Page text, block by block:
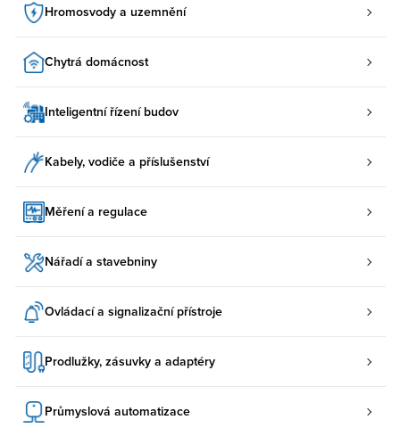
Hromosvody a uzemnění
Chytrá domácnost
Inteligentní řízení budov
Kabely, vodiče a příslušenství
Měření a regulace
Nářadí a stavebniny
Ovládací a signalizační přístroje
Prodlužky, zásuvky a adaptéry
Průmyslová automatizace